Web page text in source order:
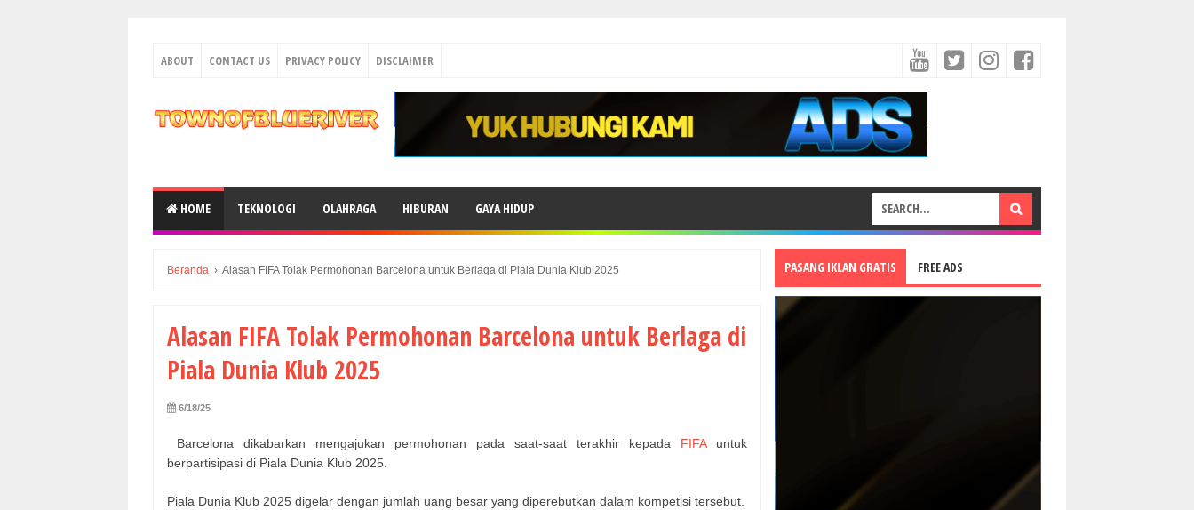
ABOUT CONTACT US PRIVACY POLICY DISCLAIMER
HOME TEKNOLOGI OLAHRAGA HIBURAN GAYA HIDUP
Beranda › Alasan FIFA Tolak Permohonan Barcelona untuk Berlaga di Piala Dunia Klub 2025
Alasan FIFA Tolak Permohonan Barcelona untuk Berlaga di
Piala Dunia Klub 2025
6/18/25
Barcelona dikabarkan mengajukan permohonan pada saat-saat terakhir kepada FIFAuntuk
berpartisipasi di Piala Dunia Klub 2025.
Piala Dunia Klub 2025 digelar dengan jumlah uang besar yang diperebutkan dalam kompetisi tersebut.
PASANG IKLAN GRATIS FREE ADS